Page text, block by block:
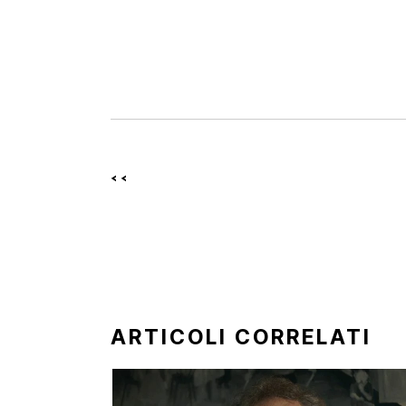
<<
ARTICOLI CORRELATI